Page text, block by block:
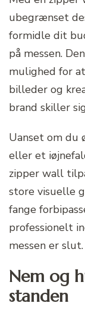
ubegrænset
formidle dit
på messen.
mulighed for
billeder og
brand skiller
Uanset om du
eller et
zipper wall
store visuelle
fange
professionelt
messen er slut.
Nem og
standen